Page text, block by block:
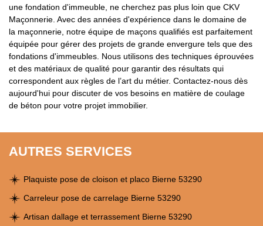
une fondation d'immeuble, ne cherchez pas plus loin que CKV
Maçonnerie. Avec des années d'expérience dans le domaine de
la maçonnerie, notre équipe de maçons qualifiés est parfaitement
équipée pour gérer des projets de grande envergure tels que des
fondations d'immeubles. Nous utilisons des techniques éprouvées
et des matériaux de qualité pour garantir des résultats qui
correspondent aux règles de l’art du métier. Contactez-nous dès
aujourd'hui pour discuter de vos besoins en matière de coulage
de béton pour votre projet immobilier.
AUTRES SERVICES
Plaquiste pose de cloison et placo Bierne 53290
Carreleur pose de carrelage Bierne 53290
Artisan dallage et terrassement Bierne 53290